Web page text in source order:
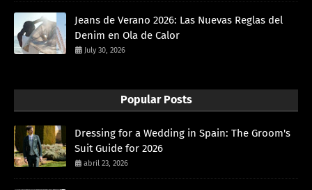
Jeans de Verano 2026: Las Nuevas Reglas del
Denim en Ola de Calor
July 30, 2026
Popular Posts
Dressing for a Wedding in Spain: The Groom's
Suit Guide for 2026
abril 23, 2026